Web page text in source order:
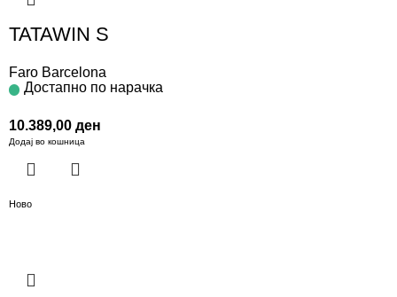
TATAWIN S
Faro Barcelona
Достапно по нарачка
10.389,00 ден
Додај во кошница
Ново